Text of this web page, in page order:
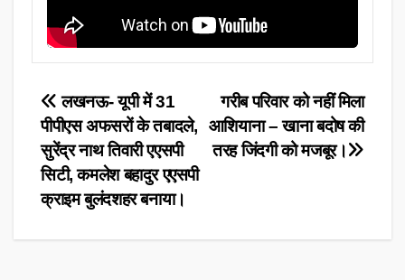
Post
navigation
गरीब परिवार को नहीं मिला
आशियाना – खाना बदोष की
तरह जिंदगी को मजबूर।
लखनऊ- यूपी में 31
पीपीएस अफसरों के तबादले,
सुरेंद्र नाथ तिवारी एएसपी
सिटी, कमलेश बहादुर एएसपी
क्राइम बुलंदशहर बनाया।